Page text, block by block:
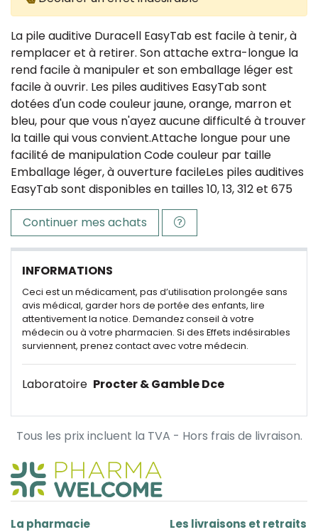
La pile auditive Duracell EasyTab est facile à tenir, à
remplacer et à retirer. Son attache extra-longue la
rend facile à manipuler et son emballage léger est
facile à ouvrir. Les piles auditives EasyTab sont
dotées d'un code couleur jaune, orange, marron et
bleu, pour que vous n'ayez aucune difficulté à trouver
la taille qui vous convient.Attache longue pour une
facilité de manipulation Code couleur par taille
Emballage léger, à ouverture facileLes piles auditives
EasyTab sont disponibles en tailles 10, 13, 312 et 675
Continuer mes achats
INFORMATIONS
Ceci est un médicament, pas d’utilisation prolongée sans
avis médical, garder hors de portée des enfants, lire
attentivement la notice. Demandez conseil à votre
médecin ou à votre pharmacien. Si des Effets indésirables
surviennent, prenez contact avec votre médecin.
Laboratoire Procter & Gamble Dce
Tous les prix incluent la TVA - Hors frais de livraison.
La pharmacie Les livraisons et retraits